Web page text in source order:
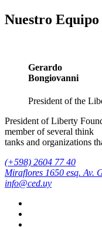
Nuestro Equipo
Gerardo
Bongiovanni
President of the
President of Liberty
member of several think
tanks and organizations
(+598) 2604 77 40
Miraflores 1650 esq. Av.
info@ced.uy